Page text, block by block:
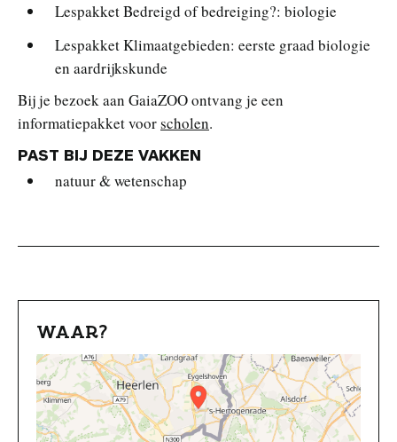
Lespakket Bedreigd of bedreiging?: biologie
Lespakket Klimaatgebieden: eerste graad biologie
en aardrijkskunde
Bij je bezoek aan GaiaZOO ontvang je een
informatiepakket voorscholen.
PAST BIJ DEZE VAKKEN
natuur & wetenschap
WAAR?